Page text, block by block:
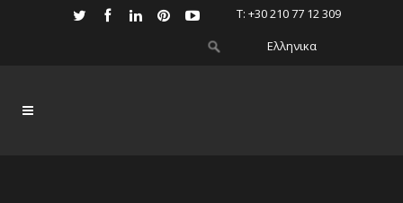
Τ: +30 210 77 12 309
Ελληνικα